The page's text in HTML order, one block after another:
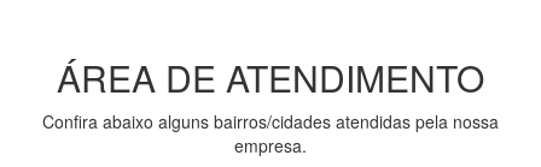
ÁREA DE ATENDIMENTO
Confira abaixo alguns bairros/cidades atendidas pela nossa
empresa.